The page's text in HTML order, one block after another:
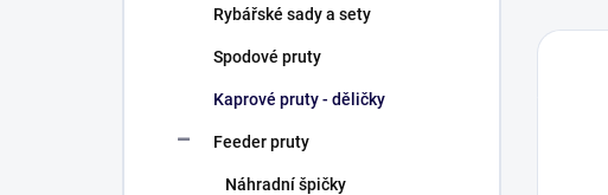
Rybářské sady a sety
Spodové pruty
Kaprové pruty - děličky
Feeder pruty
Náhradní špičky